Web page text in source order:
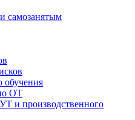
самозанятым
обучения
ОТ
и производственного